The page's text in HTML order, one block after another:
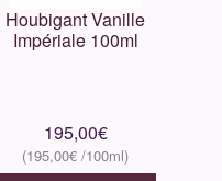
Houbigant Vanille
Impériale 100ml
195,00€
195,00€